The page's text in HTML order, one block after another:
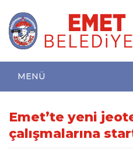
MENÜ
Emet’te yeni
çalışmalarına